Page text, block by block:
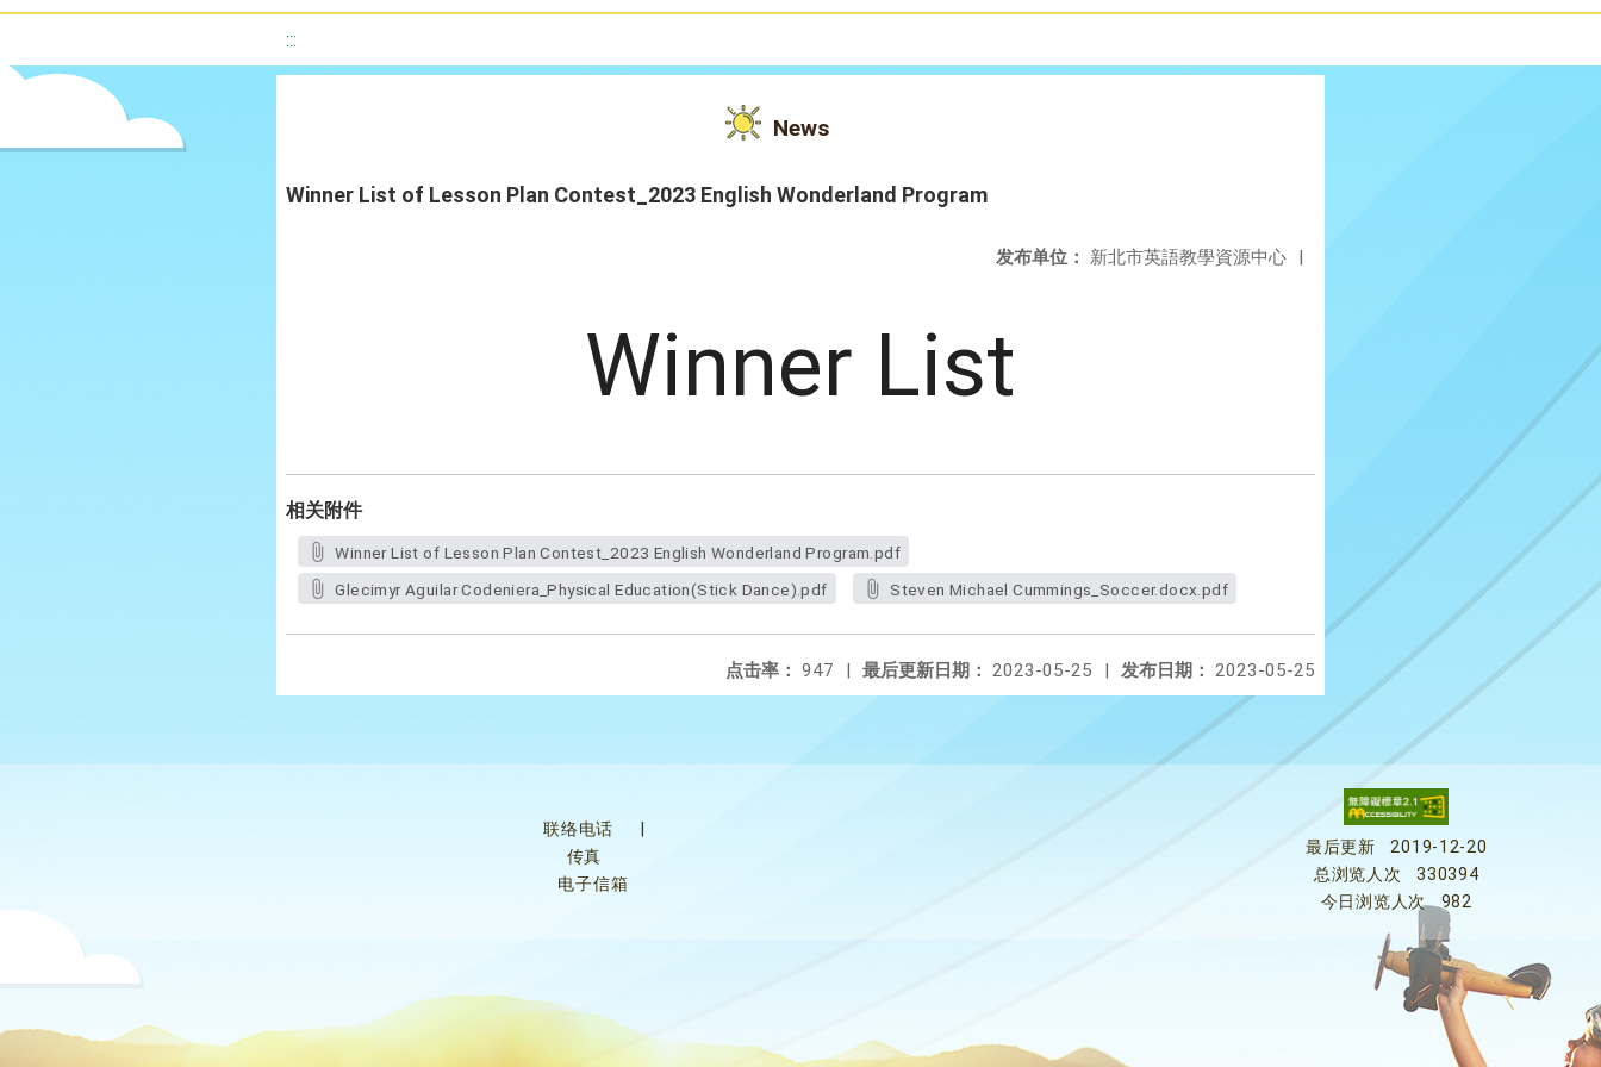
:::
News
Winner List of Lesson Plan Contest_2023 English Wonderland Program
发布单位： 新北市英語教學資源中心 |
Winner List
相关附件
Winner List of Lesson Plan Contest_2023 English Wonderland Program.pdf
Glecimyr Aguilar Codeniera_Physical Education(Stick Dance).pdf
Steven Michael Cummings_Soccer.docx.pdf
发布日期： 2023-05-25
最后更新日期： 2023-05-25 |
点击率： 947 |
联络电话
传真
电子信箱
最后更新
2019-12-20
总浏览人次
330394
今日浏览人次
982